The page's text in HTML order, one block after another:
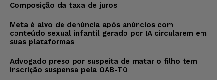
Composição da taxa de juros
Meta é alvo de denúncia após anúncios com
conteúdo sexual infantil gerado por IA circularem em
suas plataformas
Advogado preso por suspeita de matar o filho tem
inscrição suspensa pela OAB-TO